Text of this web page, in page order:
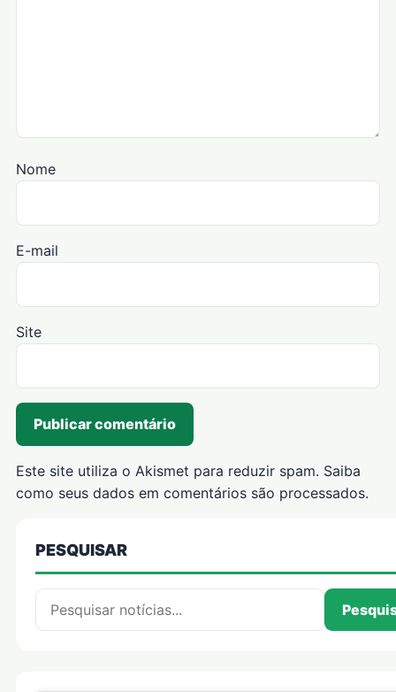
Nome
E-mail
Site
Este site utiliza o Akismet para reduzir spam. Saiba
como seus dados em comentários são processados.
PESQUISAR
Pesquisar por: